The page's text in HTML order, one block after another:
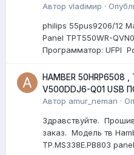
Автор vladiмир ·
philips 55pus9206/12
Panel TPT550WR-
Программатор: UFPI
HAMBER 50HRP6508 ,
V500DDJ6-Q01 USB
Автор amur_neman ·
Здравствуйте.
заказ. Модель тв
TP.MS338E.PB803